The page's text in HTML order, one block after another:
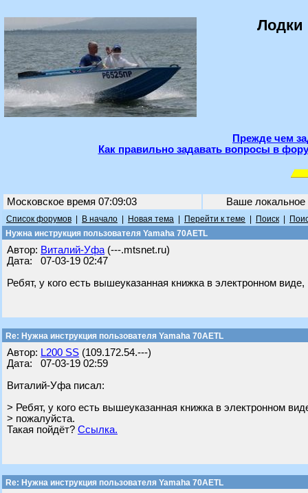
Лодки
Прежде чем
Как правильно задавать вопросы в
Московское время 07:09:03 Ваше
Список форумов В начало Новая тема Перейти к теме Поиск
Нужна инструкция пользователя Yamaha 70AETL
Автор: Виталий-Уфа (---.mtsnet.ru)
Дата: 07-03-19 02:47
Ребят, у кого есть вышеуказанная книжка в электронном
Re: Нужна инструкция пользователя Yamaha 70AETL
Автор: L200 SS (109.172.54.---)
Дата: 07-03-19 02:59
Виталий-Уфа писал:
> Ребят, у кого есть вышеуказанная книжка в электронном
> пожалуйста.
Такая пойдёт? Ссылка.
Re: Нужна инструкция пользователя Yamaha 70AETL